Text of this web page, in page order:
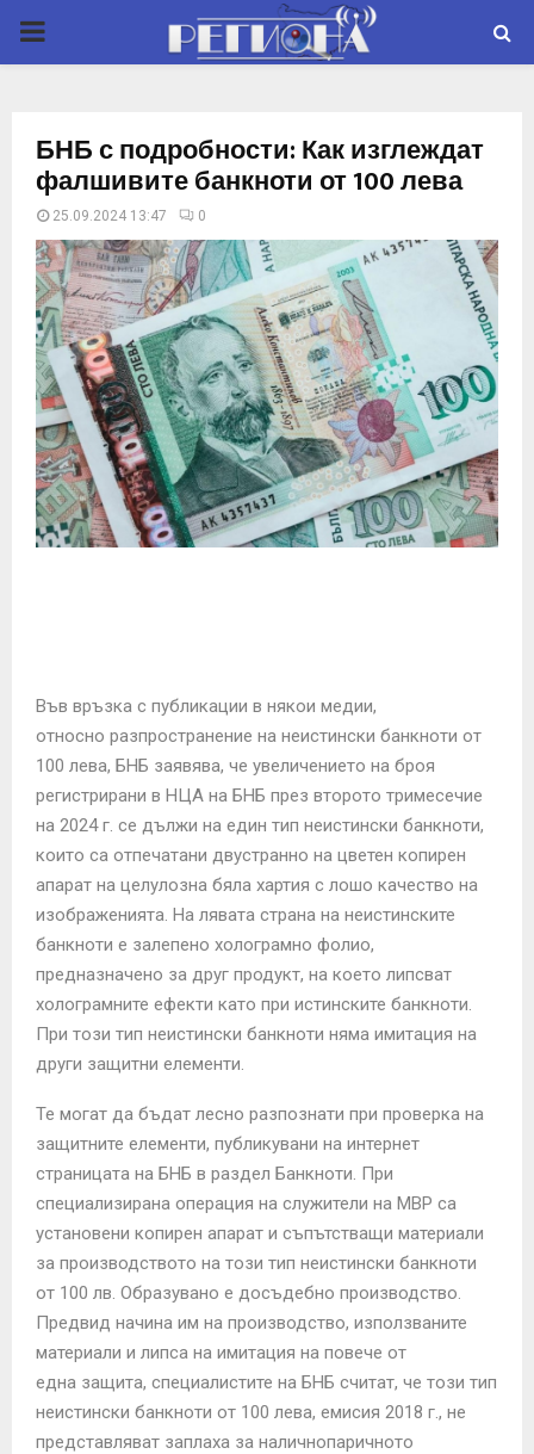
P
M
A
R
Y
M
E
БНБ с подробности: Как изглеждат
фалшивите банкноти от 100 лева
25.09.2024 13:47 0
Във връзка с публикации в някои медии,
относно разпространение на неистински банкноти от
100 лева, БНБ заявява, че увеличението на броя
регистрирани в НЦА на БНБ през второто тримесечие
на 2024 г. се дължи на един тип неистински банкноти,
които са отпечатани двустранно на цветен копирен
апарат на целулозна бяла хартия с лошо качество на
изображенията. На лявата страна на неистинските
банкноти е залепено холограмно фолио,
предназначено за друг продукт, на което липсват
холограмните ефекти като при истинските банкноти.
При този тип неистински банкноти няма имитация на
други защитни елементи.
Те могат да бъдат лесно разпознати при проверка на
защитните елементи, публикувани на интернет
страницата на БНБ в раздел Банкноти. При
специализирана операция на служители на МВР са
установени копирен апарат и съпътстващи материали
за производството на този тип неистински банкноти
от 100 лв. Образувано е досъдебно производство.
Предвид начина им на производство, използваните
материали и липса на имитация на повече от
една защита, специалистите на БНБ считат, че този тип
неистински банкноти от 100 лева, емисия 2018 г., не
представляват заплаха за наличнопаричното